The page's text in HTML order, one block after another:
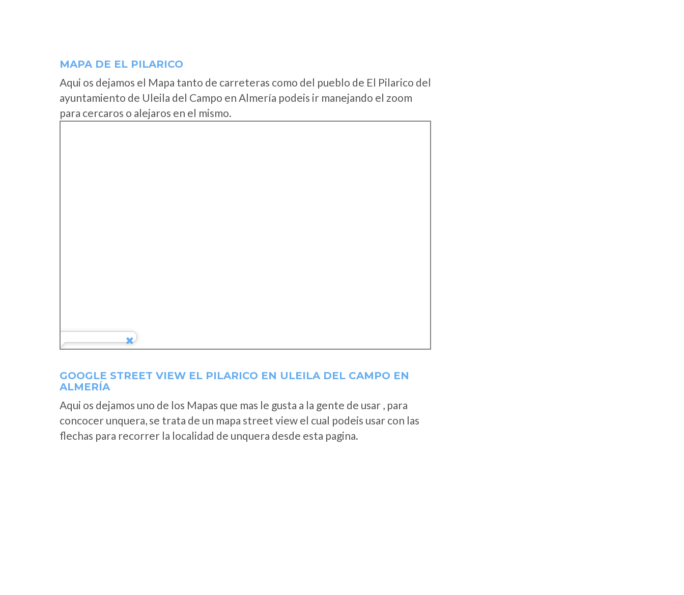
MAPA DE EL PILARICO
Aqui os dejamos el Mapa tanto de carreteras como del pueblo de El Pilarico del
ayuntamiento de Uleila del Campo en Almería podeis ir manejando el zoom
para cercaros o alejaros en el mismo.
GOOGLE STREET VIEW EL PILARICO EN ULEILA DEL CAMPO EN
ALMERÍA
Aqui os dejamos uno de los Mapas que mas le gusta a la gente de usar , para
concocer unquera, se trata de un mapa street view el cual podeis usar con las
flechas para recorrer la localidad de unquera desde esta pagina.